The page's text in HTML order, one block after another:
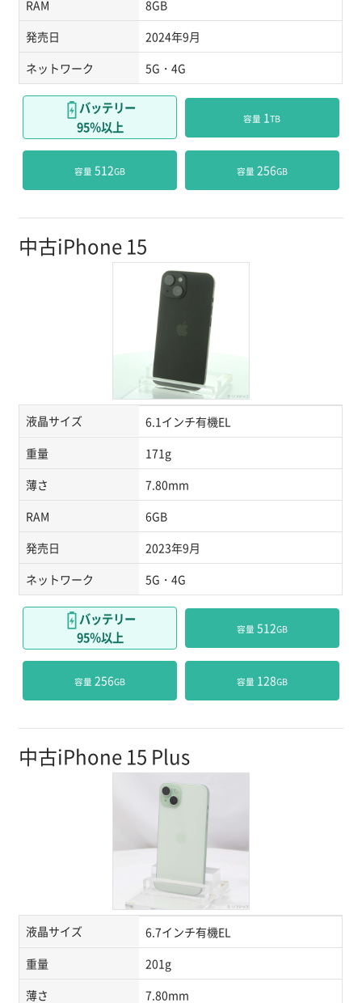
RAM
8GB
発売日
2024年9月
ネットワーク
5G・4G
バッテリー
95％以上
容量 1TB
容量 512GB 容量 256GB
中古iPhone 15
液晶サイズ
6.1インチ有機EL
重量
171g
薄さ
7.80mm
RAM
6GB
発売日
2023年9月
ネットワーク
5G・4G
バッテリー
95％以上
容量 512GB
容量 256GB 容量 128GB
中古iPhone 15 Plus
液晶サイズ
6.7インチ有機EL
重量
201g
薄さ
7.80mm